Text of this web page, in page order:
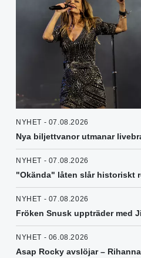
NYHET - 07.08.2026
Nya biljettvanor utmanar
NYHET - 07.08.2026
"Okända" låten slår historiskt
NYHET - 07.08.2026
Fröken Snusk uppträder med
NYHET - 06.08.2026
Asap Rocky avslöjar –